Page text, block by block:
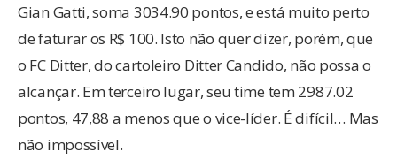
Gian Gatti, soma 3034.90 pontos, e está muito perto
de faturar os R$ 100. Isto não quer dizer, porém, que
o FC Ditter, do cartoleiro Ditter Candido, não possa o
alcançar. Em terceiro lugar, seu time tem 2987.02
pontos, 47,88 a menos que o vice-líder. É difícil… Mas
não impossível.